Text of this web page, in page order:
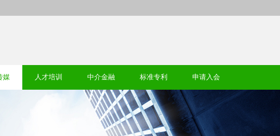
媒 人才培训 中介金融 标准专利 申请入会